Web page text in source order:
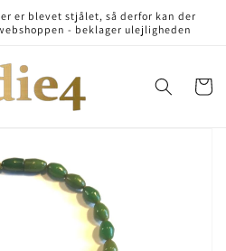
er blevet stjålet, så derfor kan der
- beklager ulejligheden
Cart